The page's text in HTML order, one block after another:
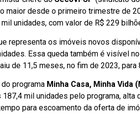
maior desde o primeiro trimestre de
unidades, com valor de R$ 229
representa os imóveis novos
Essa queda também é visível
de 11,5 meses, no fim de 2023,
programa Minha Casa, Minha Vida
187,4 mil unidades pelo programa,
para escoamento da oferta de